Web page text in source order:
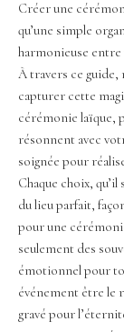
Créer une
qu’une simple
harmonieuse entre
À travers ce guide,
capturer cette
cérémonie laïque,
résonnent avec
soignée pour
Chaque choix, qu’il
du lieu parfait,
pour une
seulement des
émotionnel pour
événement être le
gravé pour